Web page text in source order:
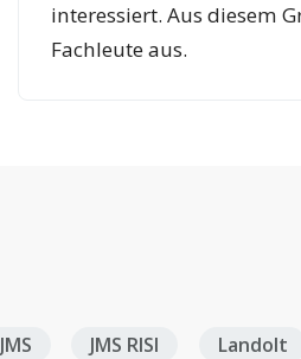
interessiert. Aus diesem
Fachleute aus.
JMS JMS RISI Landolt